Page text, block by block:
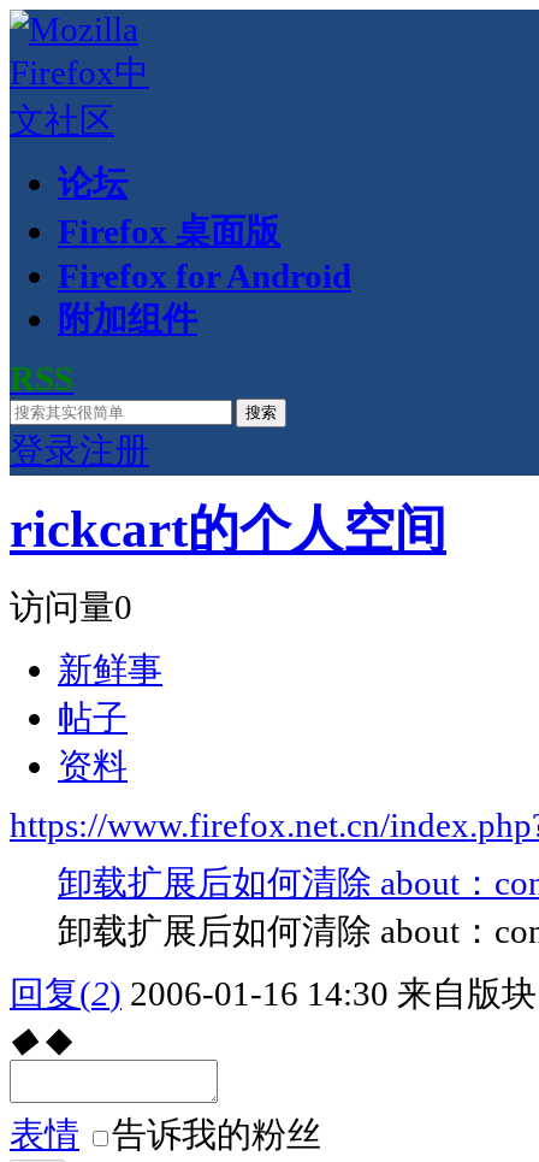
论坛
Firefox 桌面版
Firefox for Android
附加组件
RSS
搜索
登录注册
rickcart的个人空间
访问量0
新鲜事
帖子
资料
https://www.firefox.net.cn/
卸载扩展后如何清除 about：
卸载扩展后如何清除 about：
回复(2) 2006-01-16 14:30 来自版
◆ ◆
表情 告诉我的粉丝